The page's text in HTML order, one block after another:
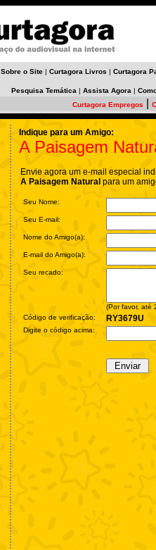
Sobre o Site | Curtagora Livros | Curtagora
Pesquisa Temática | Assista Agora |
Curtagora Empregos
Indique para um Amigo:
A Paisagem
Envie agora um e-mail especial
A Paisagem Natural para um
Seu Nome:
Seu E-mail:
Nome do Amigo(a):
E-mail do Amigo(a):
Seu recado:
(Por favor, até
Código de verificação:
RY3679U
Digite o código acima: